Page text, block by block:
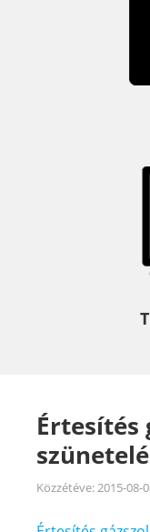
Értesítés
Közzétéve:2015-08-